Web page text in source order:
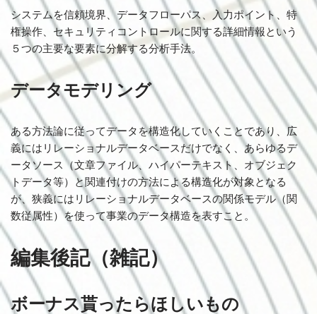
システムを信頼境界、データフローパス、入力ポイント、特
権操作、セキュリティコントロールに関する詳細情報という
５つの主要な要素に分解する分析手法。
データモデリング
ある方法論に従ってデータを構造化していくことであり、広
義にはリレーショナルデータベースだけでなく、あらゆるデ
ータソース（文章ファイル、ハイパーテキスト、オブジェク
トデータ等）と関連付けの方法による構造化が対象となる
が、狭義にはリレーショナルデータベースの関係モデル（関
数従属性）を使って事業のデータ構造を表すこと。
編集後記（雑記）
ボーナス貰ったらほしいもの